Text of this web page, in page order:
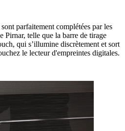
parfaitement complétées par les
Pirnar, telle que la barre de tirage
qui s’illumine discrètement et sort
le lecteur d'empreintes digitales.